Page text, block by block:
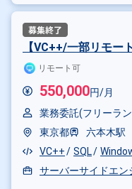
【VC++/一部リモー
リモート可
550,000円/月
業務委託(フリーラ
東京都
六本木駅
VC++
SQL
サーバーサイドエン